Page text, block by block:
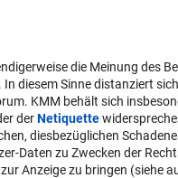
die Meinung des
diesem Sinne distanziert
KMM behält sich
derNetiquette
diesbezüglichen
Daten zu Zwecken der
Anzeige zu bringen (siehe